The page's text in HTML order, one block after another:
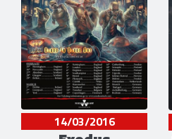
14/03/2016